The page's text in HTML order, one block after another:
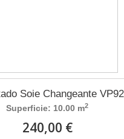
Soie Changeante
Superficie: 10.00 m2
240,00 €